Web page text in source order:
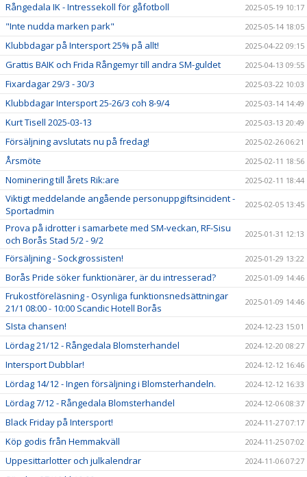
Rångedala IK - Intressekoll för gåfotboll 2025-05-19 10:17
"Inte nudda marken park" 2025-05-14 18:05
Klubbdagar på Intersport 25% på allt! 2025-04-22 09:15
Grattis BAIK och Frida Rångemyr till andra SM-guldet 2025-04-13 09:55
Fixardagar 29/3 - 30/3 2025-03-22 10:03
Klubbdagar Intersport 25-26/3 coh 8-9/4 2025-03-14 14:49
Kurt Tisell 2025-03-13 2025-03-13 20:49
Försäljning avslutats nu på fredag! 2025-02-26 06:21
Årsmöte 2025-02-11 18:56
Nominering till årets Rik:are 2025-02-11 18:44
Viktigt meddelande angående personuppgiftsincident -
Sportadmin
2025-02-05 13:45
Prova på idrotter i samarbete med SM-veckan, RF-Sisu
och Borås Stad 5/2 - 9/2
2025-01-31 12:13
Försäljning - Sockgrossisten! 2025-01-29 13:22
Borås Pride söker funktionärer, är du intresserad? 2025-01-09 14:46
Frukostföreläsning - Osynliga funktionsnedsättningar
21/1 08:00 - 10:00 Scandic Hotell Borås
2025-01-09 14:46
SIsta chansen! 2024-12-23 15:01
Lördag 21/12 - Rångedala Blomsterhandel 2024-12-20 08:27
Intersport Dubblar! 2024-12-12 16:46
Lördag 14/12 - Ingen försäljning i Blomsterhandeln. 2024-12-12 16:33
Lördag 7/12 - Rångedala Blomsterhandel 2024-12-06 08:37
Black Friday på Intersport! 2024-11-27 07:17
Köp godis från Hemmakväll 2024-11-25 07:02
Uppesittarlotter och julkalendrar 2024-11-06 07:27